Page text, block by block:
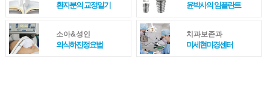
환자분의 교정일기 윤박사의 임플란트
소아&성인
의식하진정요법
치과보존과
미세현미경센터